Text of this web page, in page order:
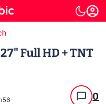
Full HD + TNT
0